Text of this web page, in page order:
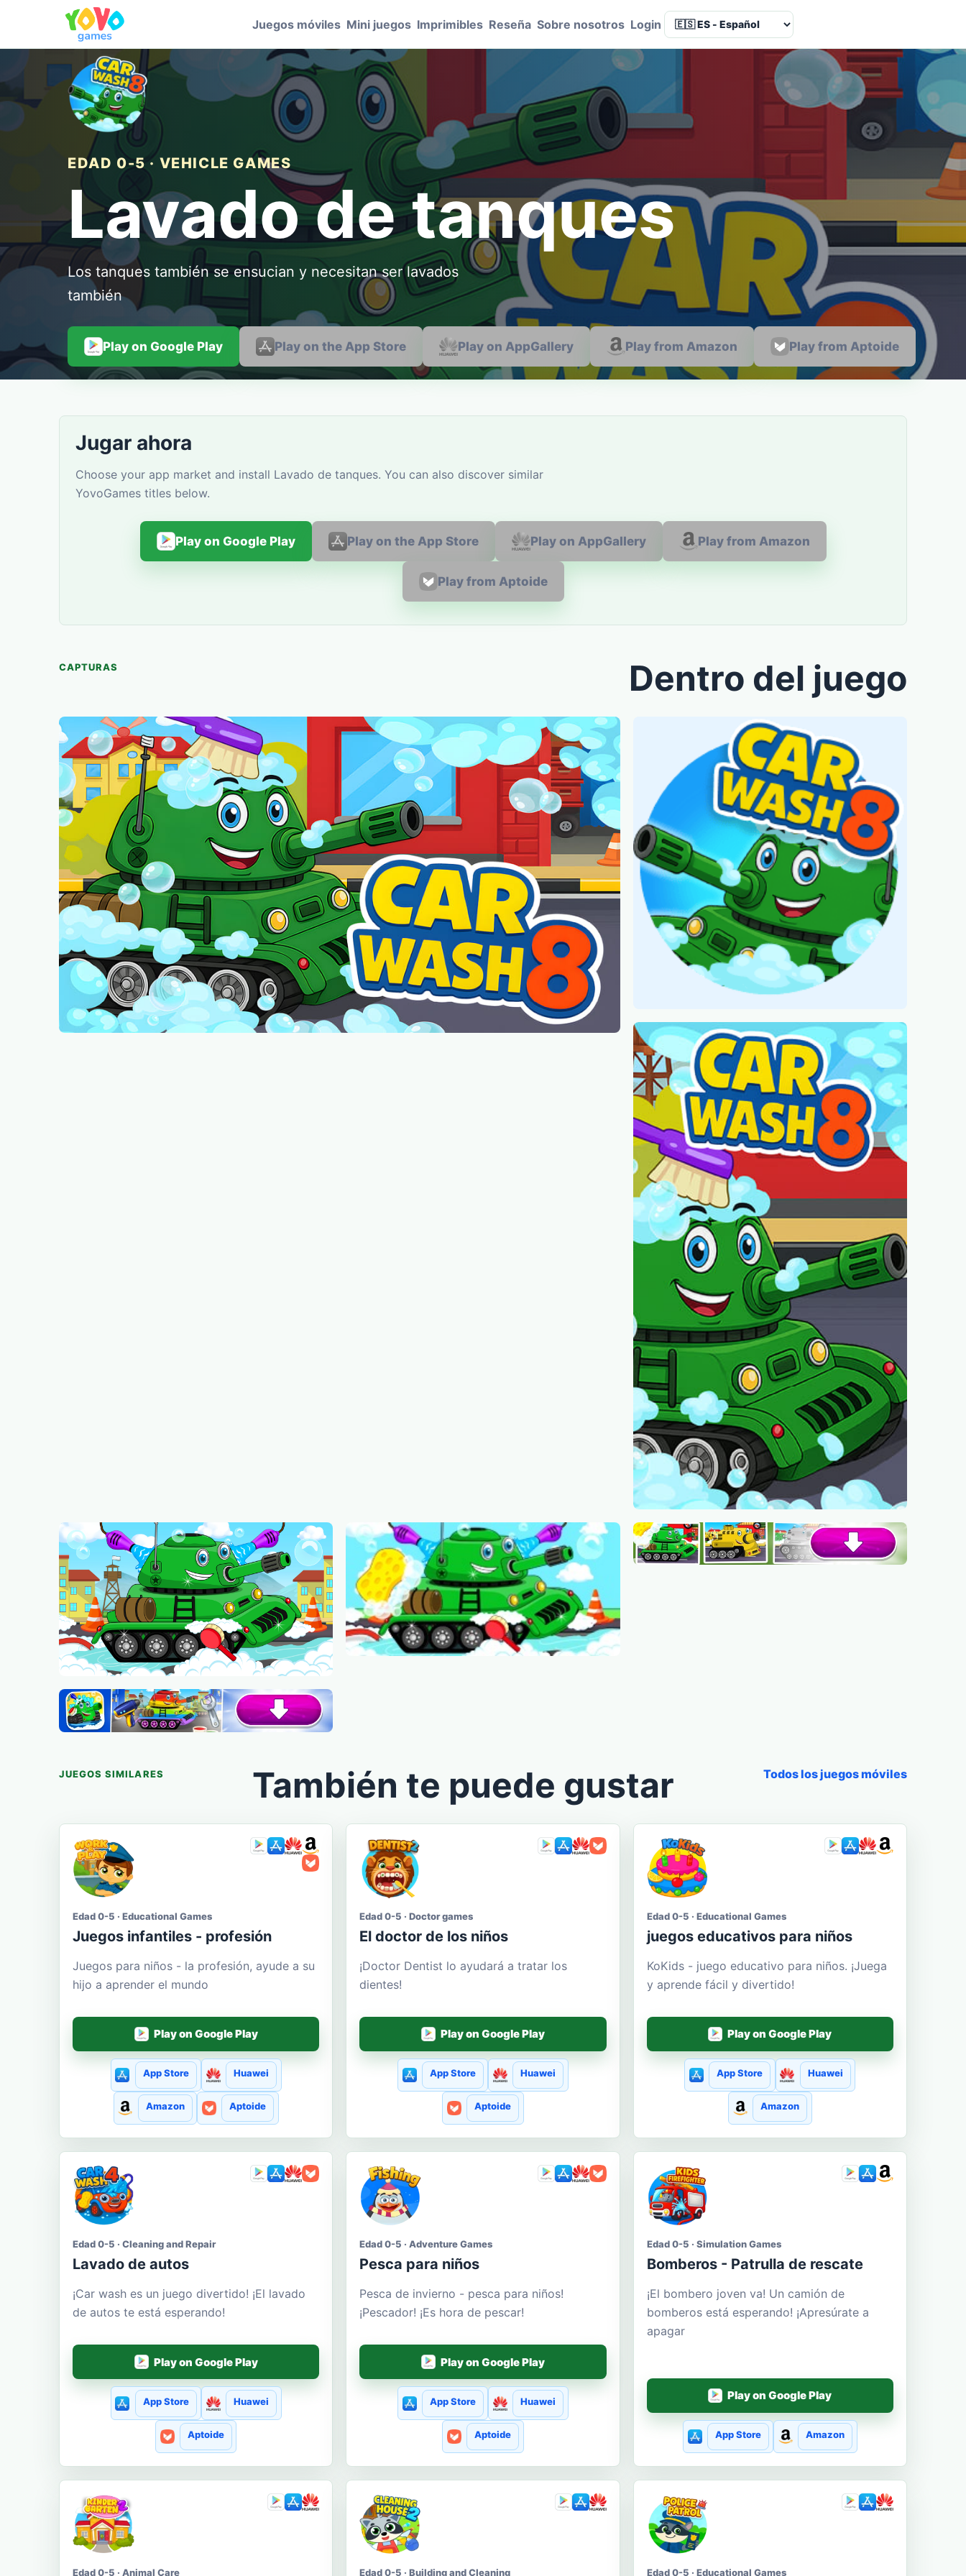
Juegos móviles Mini juegos Imprimibles Reseña Sobre nosotros Login Language
EDAD 0-5 · VEHICLE GAMES
Lavado de tanques
Los tanques también se ensucian y necesitan ser lavados
también
Play on Google Play Play on the App Store Play on AppGallery Play from Amazon Play from Aptoide
Jugar ahora
Choose your app market and install Lavado de tanques. You can also discover similar
YovoGames titles below.
Play on Google Play Play on the App Store Play on AppGallery Play from Amazon
Play from Aptoide
CAPTURAS Dentro del juego
JUEGOS SIMILARES También te puede gustar Todos los juegos móviles
Edad 0-5 · Educational Games
Juegos infantiles - profesión
Juegos para niños - la profesión, ayude a su
hijo a aprender el mundo
Play on Google Play
App Store Huawei
Amazon Aptoide
Edad 0-5 · Doctor games
El doctor de los niños
¡Doctor Dentist lo ayudará a tratar los
dientes!
Play on Google Play
App Store Huawei
Aptoide
Edad 0-5 · Educational Games
juegos educativos para niños
KoKids - juego educativo para niños. ¡Juega
y aprende fácil y divertido!
Play on Google Play
App Store Huawei
Amazon
Edad 0-5 · Cleaning and Repair
Lavado de autos
¡Car wash es un juego divertido! ¡El lavado
de autos te está esperando!
Play on Google Play
App Store Huawei
Aptoide
Edad 0-5 · Adventure Games
Pesca para niños
Pesca de invierno - pesca para niños!
¡Pescador! ¡Es hora de pescar!
Play on Google Play
App Store Huawei
Aptoide
Edad 0-5 · Simulation Games
Bomberos - Patrulla de rescate
¡El bombero joven va! Un camión de
bomberos está esperando! ¡Apresúrate a
apagar
Play on Google Play
App Store Amazon
Edad 0-5 · Animal Care Edad 0-5 · Building and Cleaning Edad 0-5 · Educational Games